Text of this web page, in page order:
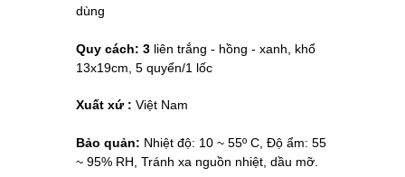
dùng
Quy cách: 3 liên trắng - hồng - xanh, khổ
13x19cm, 5 quyển/1 lốc
Xuất xứ : Việt Nam
Bảo quản: Nhiệt độ: 10 ~ 55º C, Độ ẩm: 55
~ 95% RH, Tránh xa nguồn nhiệt, dầu mỡ.